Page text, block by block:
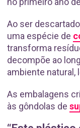
Ao ser
uma espécie de
transforma
decompõe ao
ambiente natural,
As embalagens
às gôndolas de